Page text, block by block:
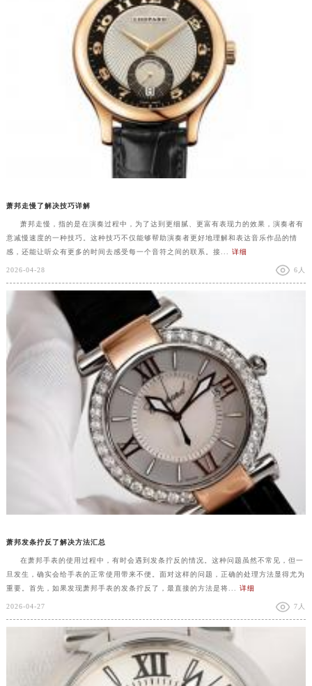
萧邦走慢了解决技巧详解
萧邦走慢，指的是在演奏过程中，为了达到更细腻、更富有表现力的效果，演奏者有
意减慢速度的一种技巧。这种技巧不仅能够帮助演奏者更好地理解和表达音乐作品的情
感，还能让听众有更多的时间去感受每一个音符之间的联系。接... 详细
2026-04-28 6人
萧邦发条拧反了解决方法汇总
在萧邦手表的使用过程中，有时会遇到发条拧反的情况。这种问题虽然不常见，但一
旦发生，确实会给手表的正常使用带来不便。面对这样的问题，正确的处理方法显得尤为
重要。首先，如果发现萧邦手表的发条拧反了，最直接的方法是将... 详细
2026-04-27 7人